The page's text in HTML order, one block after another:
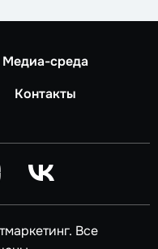
Медиа-среда
Контакты
Все